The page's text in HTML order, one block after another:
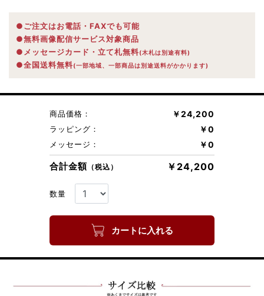
●ご注文はお電話・FAXでも可能
●無料画像配信サービス対象商品
●メッセージカード・立て札無料(木札は別途有料)
●全国送料無料(一部地域、一部商品は別途送料がかかります)
商品価格： ￥24,200
ラッピング： ￥0
メッセージ： ￥0
合計金額 （税込） ￥24,200
数量
カートに入れる